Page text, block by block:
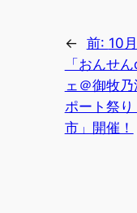
← 前: 10
「おんせ
ェ＠御牧
ポート祭
市」開催！